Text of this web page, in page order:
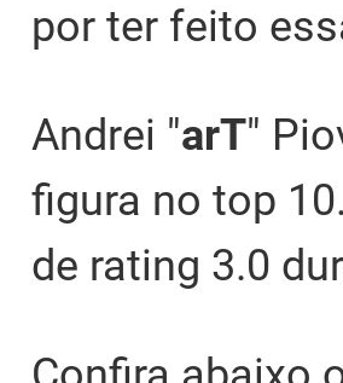
por ter feito
Andrei "arT"
figura no top
de rating 3.0